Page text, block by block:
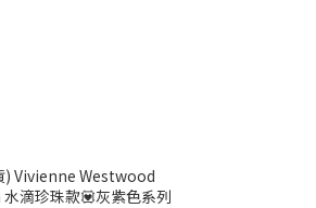
) Vivienne Westwood
滴珍珠款💟灰紫色系列